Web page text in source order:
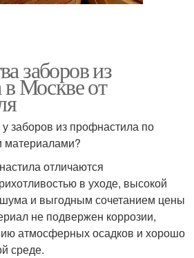
заборов из
Москве от
заборов из профнастила по
материалами?
отличаются
в уходе, высокой
и выгодным сочетанием цены
не подвержен коррозии,
атмосферных осадков и хорошо
среде.